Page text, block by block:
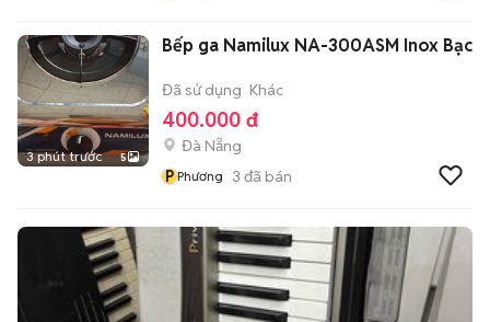
3 phút trước 5
Bếp ga Namilux NA-300ASM Inox Bạc
Đã sử dụng Khác
400.000 đ
Đà Nẵng
P Phương 3 đã bán